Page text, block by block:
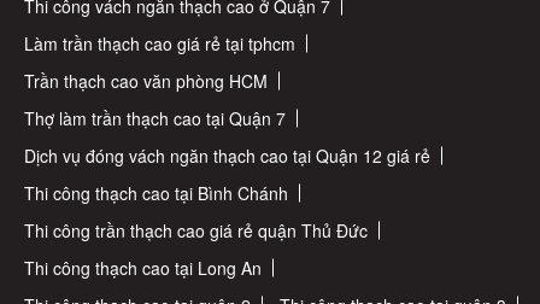
Thi công vách ngăn thạch cao ở Quận 7
Làm trần thạch cao giá rẻ tại tphcm
Trần thạch cao văn phòng HCM
Thợ làm trần thạch cao tại Quận 7
Dịch vụ đóng vách ngăn thạch cao tại Quận 12 giá rẻ
Thi công thạch cao tại Bình Chánh
Thi công trần thạch cao giá rẻ quận Thủ Đức
Thi công thạch cao tại Long An